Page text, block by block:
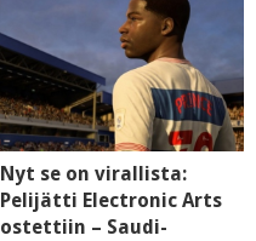
Nyt se on virallista:
Pelijätti Electronic Arts
ostettiin – Saudi-